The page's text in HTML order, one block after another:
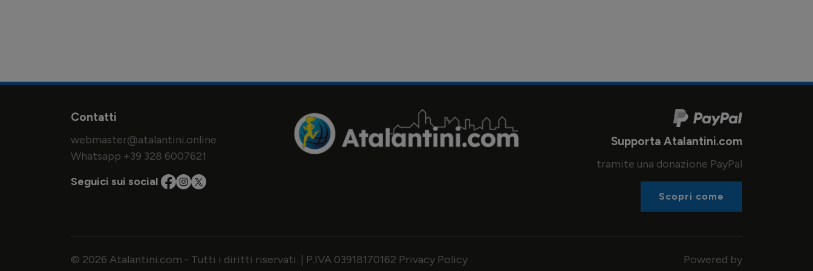
Contatti
webmaster@atalantini.online
Whatsapp +39 328 6007621
Seguici sui social
Supporta Atalantini.com
tramite una donazione PayPal
Scopri come
© 2026 Atalantini.com - Tutti i diritti riservati. | P.IVA 03918170162 Privacy Policy
Powered by